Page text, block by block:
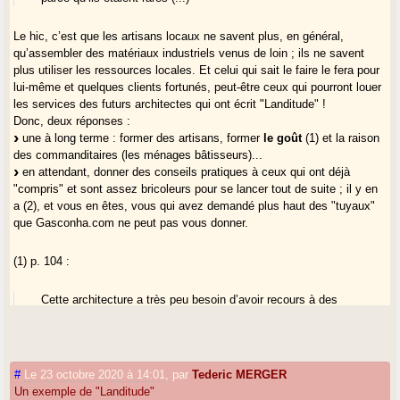
Le hic, c’est que les artisans locaux ne savent plus, en général,
qu’assembler des matériaux industriels venus de loin ; ils ne savent
plus utiliser les ressources locales. Et celui qui sait le faire le fera pour
lui-même et quelques clients fortunés, peut-être ceux qui pourront louer
les services des futurs architectes qui ont écrit "Landitude" !
Donc, deux réponses :
une à long terme : former des artisans, former le goût(1) et la raison
des commanditaires (les ménages bâtisseurs)...
en attendant, donner des conseils pratiques à ceux qui ont déjà
"compris" et sont assez bricoleurs pour se lancer tout de suite ; il y en
a (2), et vous en êtes, vous qui avez demandé plus haut des "tuyaux"
que Gasconha.com ne peut pas vous donner.
(1) p. 104 :
Cette architecture a très peu besoin d’avoir recours à des
dans la noblesse des matériaux employés, la complexité des
assemblages ou la beauté de certains appareillages où
# Le 23 octobre 2020 à 14:01 parTederic MERGER
Un exemple de "Landitude"